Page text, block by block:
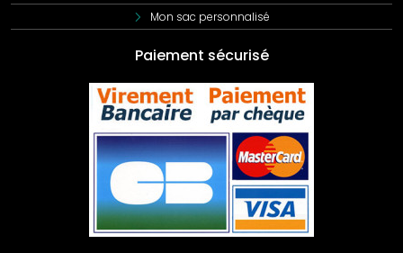
Mon sac personnalisé
Paiement sécurisé